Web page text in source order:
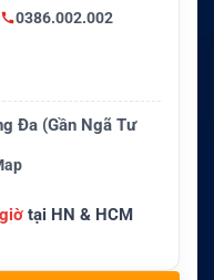
0386.002.002
Đa (Gần Ngã Tư
tại HN & HCM